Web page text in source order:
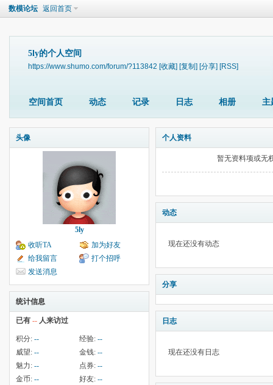
数模论坛 返回首页
5ly的个人空间
https://www.shumo.com/forum/?113842 [收藏] [复制] [分享] [RSS]
空间首页 动态 记录 日志 相册 主
头像
5ly
收听TA
加为好友
给我留言
打个招呼
发送消息
统计信息
已有 -- 人来访过
积分: -- 经验: --
威望: -- 金钱: --
魅力: -- 点券: --
金币: -- 好友: --
个人资料
暂无资料项或无
动态
现在还没有动态
分享
日志
现在还没有日志